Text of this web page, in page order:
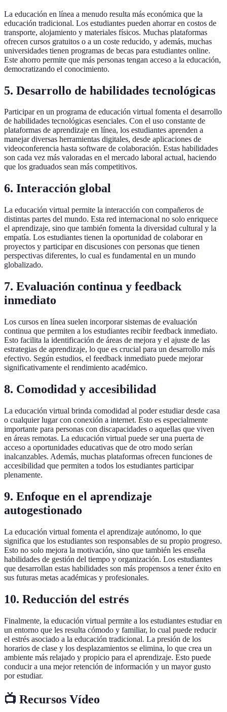
La educación en línea a menudo resulta más económica que la
educación tradicional. Los estudiantes pueden ahorrar en costos de
transporte, alojamiento y materiales físicos. Muchas plataformas
ofrecen cursos gratuitos o a un coste reducido, y además, muchas
universidades tienen programas de becas para estudiantes online.
Este ahorro permite que más personas tengan acceso a la educación,
democratizando el conocimiento.
5. Desarrollo de habilidades tecnológicas
Participar en un programa de educación virtual fomenta el desarrollo
de habilidades tecnológicas esenciales. Con el uso constante de
plataformas de aprendizaje en línea, los estudiantes aprenden a
manejar diversas herramientas digitales, desde aplicaciones de
videoconferencia hasta software de colaboración. Estas habilidades
son cada vez más valoradas en el mercado laboral actual, haciendo
que los graduados sean más competitivos.
6. Interacción global
La educación virtual permite la interacción con compañeros de
distintas partes del mundo. Esta red internacional no solo enriquece
el aprendizaje, sino que también fomenta la diversidad cultural y la
empatía. Los estudiantes tienen la oportunidad de colaborar en
proyectos y participar en discusiones con personas que tienen
perspectivas diferentes, lo cual es fundamental en un mundo
globalizado.
7. Evaluación continua y feedback
inmediato
Los cursos en línea suelen incorporar sistemas de evaluación
continua que permiten a los estudiantes recibir feedback inmediato.
Esto facilita la identificación de áreas de mejora y el ajuste de las
estrategias de aprendizaje, lo que es crucial para un desarrollo más
efectivo. Según estudios, el feedback inmediato puede mejorar
significativamente el rendimiento académico.
8. Comodidad y accesibilidad
La educación virtual brinda comodidad al poder estudiar desde casa
o cualquier lugar con conexión a internet. Esto es especialmente
importante para personas con discapacidades o aquellas que viven
en áreas remotas. La educación virtual puede ser una puerta de
acceso a oportunidades educativas que de otro modo serían
inalcanzables. Además, muchas plataformas ofrecen funciones de
accesibilidad que permiten a todos los estudiantes participar
plenamente.
9. Enfoque en el aprendizaje
autogestionado
La educación virtual fomenta el aprendizaje autónomo, lo que
significa que los estudiantes son responsables de su propio progreso.
Esto no solo mejora la motivación, sino que también les enseña
habilidades de gestión del tiempo y organización. Los estudiantes
que desarrollan estas habilidades son más propensos a tener éxito en
sus futuras metas académicas y profesionales.
10. Reducción del estrés
Finalmente, la educación virtual permite a los estudiantes estudiar en
un entorno que les resulta cómodo y familiar, lo cual puede reducir
el estrés asociado a la educación tradicional. La presión de los
horarios de clase y los desplazamientos se elimina, lo que crea un
ambiente más relajado y propicio para el aprendizaje. Esto puede
conducir a una mejor retención de información y un mayor gusto
por estudiar.
📺 Recursos Vídeo